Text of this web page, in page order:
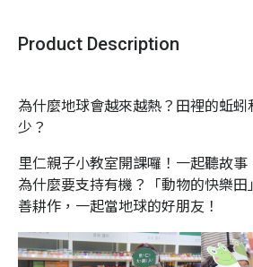
Product Description
為什麼地球會越來越熱？ 田裡的蚯蚓
少？
里仁親子小教室開課囉！一起聽故
為什麼要支持有機？「動物的快樂
善耕作，一起當地球的好朋友！